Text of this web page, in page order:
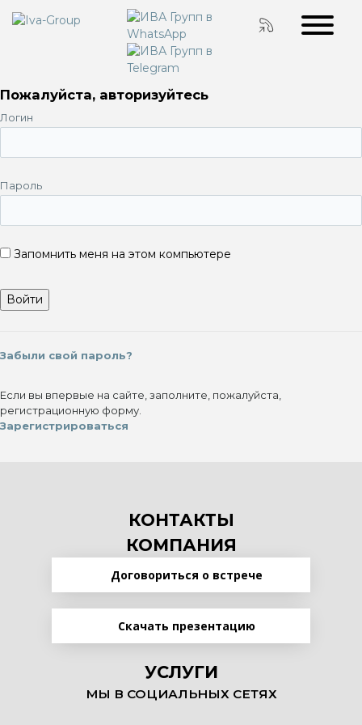
Пожалуйста, авторизуйтесь
Логин
Пароль
Запомнить меня на этом компьютере
Забыли свой пароль?
Если вы впервые на сайте, заполните, пожалуйста,
регистрационную форму.
Зарегистрироваться
КОНТАКТЫ
КОМПАНИЯ
Договориться о встрече
Скачать презентацию
УСЛУГИ
МЫ В СОЦИАЛЬНЫХ СЕТЯХ